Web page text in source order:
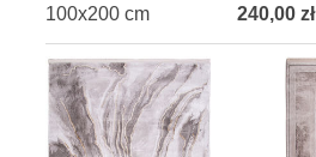
100x200 cm 240,00 zł